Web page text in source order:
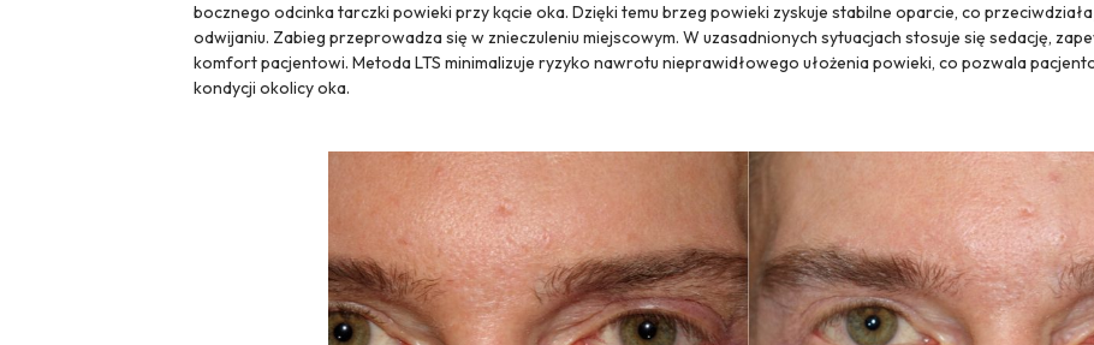
bocznego odcinka tarczki powieki przy kącie oka. Dzięki temu brzeg powieki zyskuje stabilne oparcie, co
odwijaniu. Zabieg przeprowadza się w znieczuleniu miejscowym. W uzasadnionych sytuacjach stosuje się sedację,
komfort pacjentowi. Metoda LTS minimalizuje ryzyko nawrotu nieprawidłowego ułożenia powieki, co pozwala
kondycji okolicy oka.